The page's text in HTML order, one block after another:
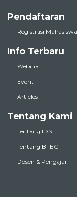
Pendaftaran
Registrasi Mahasiswa
Info Terbaru
Webinar
Event
Articles
Tentang Kami
Tentang IDS
Tentang BTEC
Dosen & Pengajar